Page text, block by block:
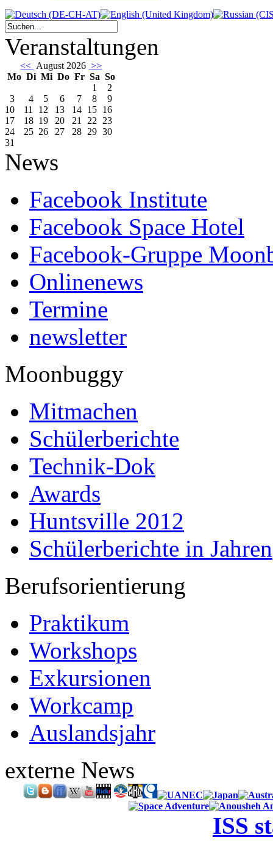
Veranstaltungen
<< August 2026 >>
Mo Di Mi Do Fr Sa So
1
2
3
4 5 6 7 8
9
10
11 12 13 14 15 16
17
18 19 20 21 22 23
24
25 26 27 28 29 30
31
News
Facebook Institute
Facebook Space Hotel
Facebook-Gruppe
Onlinenews
Termine
newsletter
Moonbuggy
Mitmachen
Schülerberichte
Technik-Dok
Awards
Huntsville 2012
Schülerberichte in Jahren
Berufsorientierung
Praktikum
Workshops
Exkursionen
Workcamp
Auslandsjahr
externe News
ISS